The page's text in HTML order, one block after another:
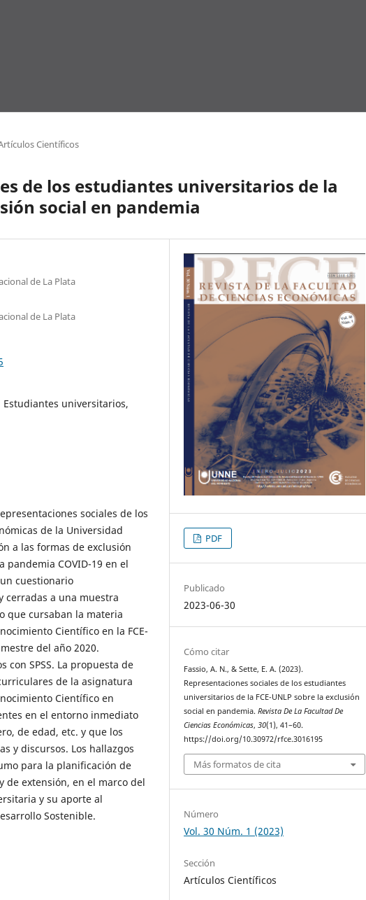
Científicos
de los estudiantes universitarios de la
social en pandemia
de La Plata
de La Plata
Estudiantes universitarios,
sociales de los
de la Universidad
a las formas de exclusión
pandemia COVID-19 en el
cuestionario
cerradas a una muestra
que cursaban la materia
Científico en la FCE-
del año 2020.
con SPSS. La propuesta de
de la asignatura
Científico en
en el entorno inmediato
de edad, etc. y que los
y discursos. Los hallazgos
para la planificación de
de extensión, en el marco del
y su aporte al
Sostenible.
PDF
Publicado
2023-06-30
Cómo citar
Fassio, A. N., & Sette, E. A. (2023).
Representaciones sociales de los estudiantes
universitarios de la FCE-UNLP sobre la exclusión
social en pandemia.Revista De La Facultad De
Ciencias Económicas,30(1), 41–60.
https://doi.org/10.30972/rfce.3016195
Más formatos de cita
Número
Vol. 30 Núm. 1 (2023)
Sección
Artículos Científicos